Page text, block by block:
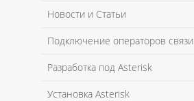
Новости и Статьи
Подключение операторов связи
Разработка под Asterisk
Установка Asterisk